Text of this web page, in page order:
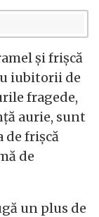
și frișcă
iubitorii de
fragede,
aurie, sunt
de frișcă
de
un plus de